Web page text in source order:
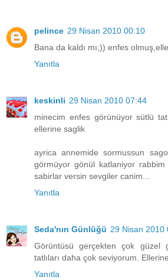
pelince 29 Nisan 2010 00:10
Bana da kaldı mı;)) enfes
Yanıtla
keskinli 29 Nisan 2010 07:44
minecim enfes görünüyor sütlü
ellerine saglik
ayrica annemide sormussun
görmüyor gönül katlaniyor
sabirlar versin sevgiler canim...
Yanıtla
Seda'nın Günlüğü 29 Nisan 2010
Görüntüsü gerçekten çok güzel
tatlıları daha çok seviyorum. Ellerine
Yanıtla